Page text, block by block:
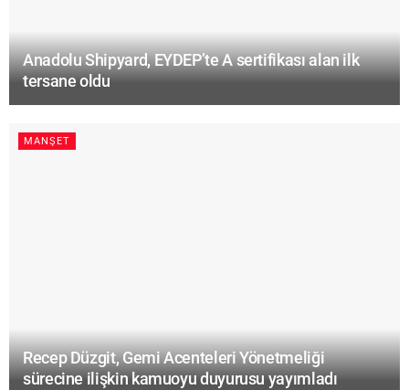
Anadolu Shipyard, EYDEP’te A sertifikası alan ilk
tersane oldu
MANŞET
Recep Düzgit, Gemi Acenteleri Yönetmeliği
sürecine ilişkin kamuoyu duyurusu yayımladı